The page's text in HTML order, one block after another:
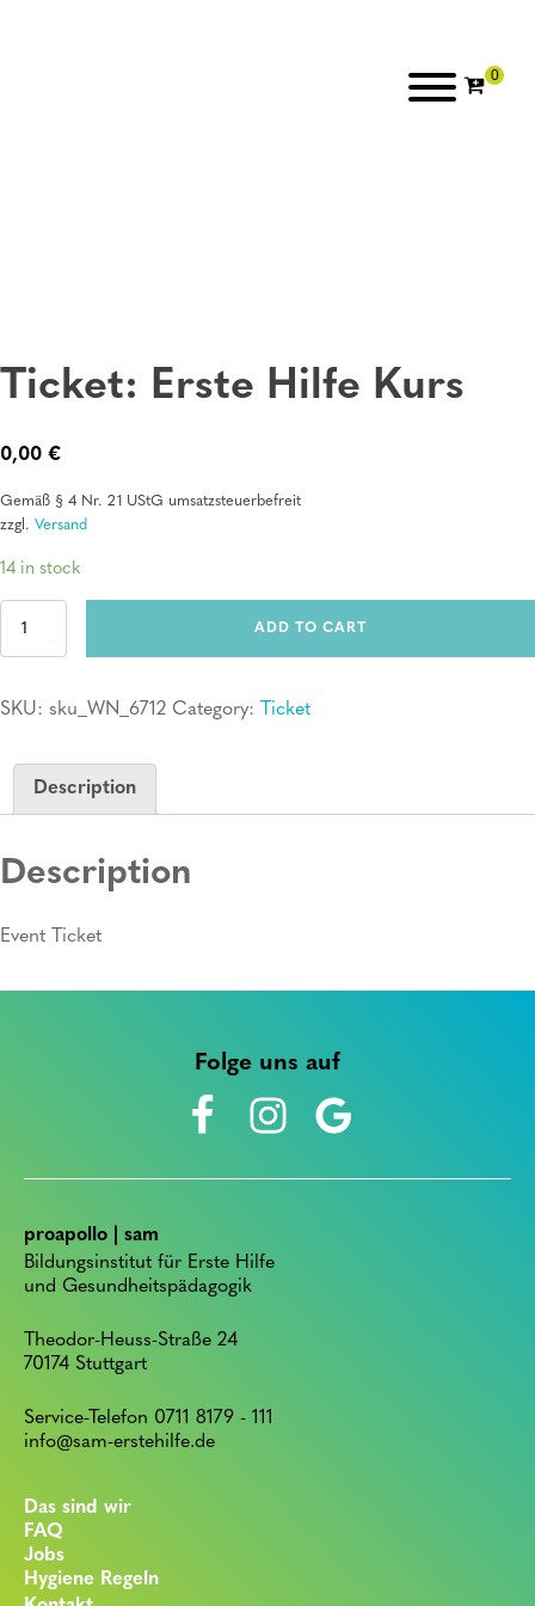
Ticket: Erste Hilfe Kurs
0,00 €
Gemäß § 4 Nr. 21 UStG umsatzsteuerbefreit
zzgl. Versand
14 in stock
Ticket:
quantity
ADD TO CART
SKU: sku_WN_6712 Category: Ticket
Description
Description
Event Ticket
Folge uns auf
proapollo | sam
Bildungsinstitut für Erste Hilfe
und Gesundheitspädagogik
Theodor-Heuss-Straße 24
70174 Stuttgart
Service-Telefon 0711 8179 - 111
info@sam-erstehilfe.de
Das sind wir
FAQ
Jobs
Hygiene Regeln